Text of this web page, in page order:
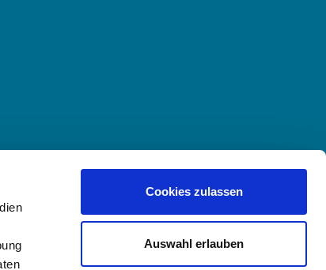
Cookies zulassen
Auswahl erlauben